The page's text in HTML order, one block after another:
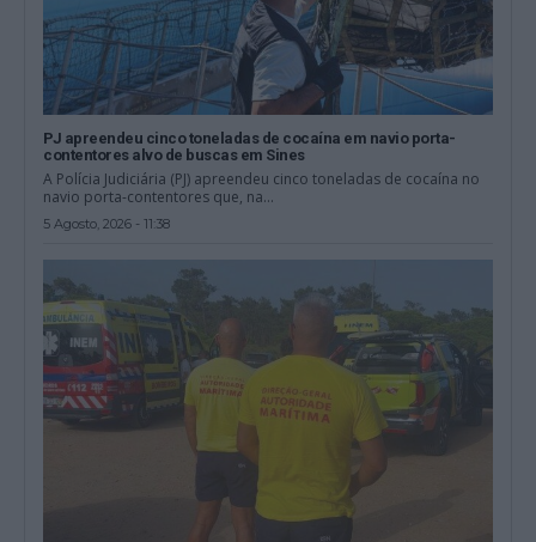
PJ apreendeu cinco toneladas de cocaína em navio porta-
contentores alvo de buscas em Sines
A Polícia Judiciária (PJ) apreendeu cinco toneladas de cocaína no
navio porta-contentores que, na...
5 Agosto, 2026 - 11:38